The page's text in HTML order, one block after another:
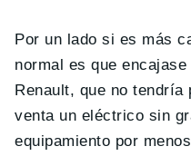
Por un lado si es más
normal es que
Renault, que no tendría
venta un eléctrico sin
equipamiento por